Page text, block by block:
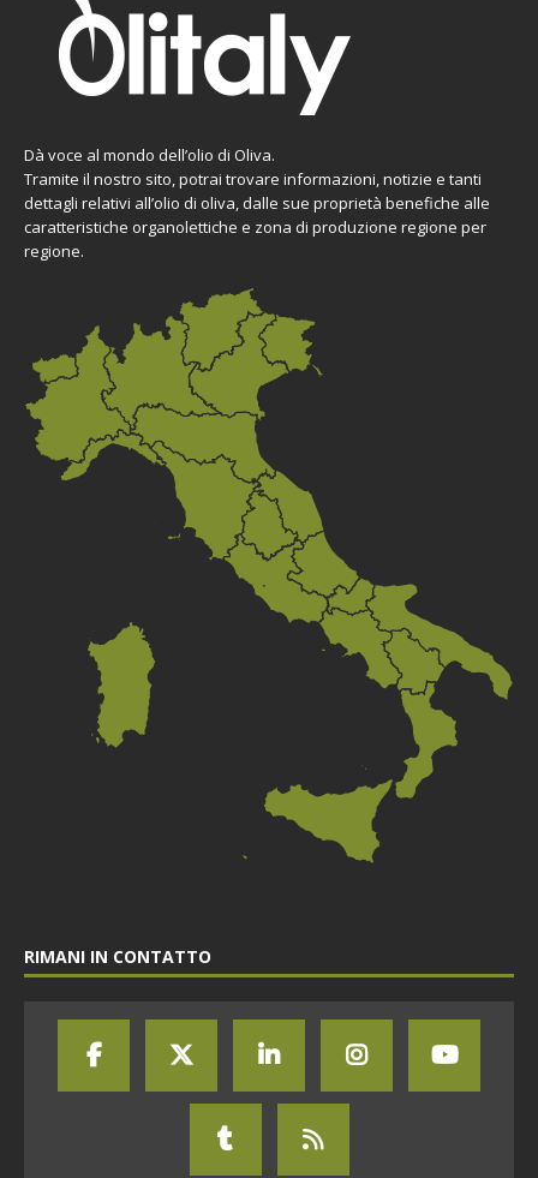
Dà voce al mondo dell’olio di Oliva.
Tramite il nostro sito, potrai trovare informazioni, notizie e tanti
dettagli relativi all’olio di oliva, dalle sue proprietà benefiche alle
caratteristiche organolettiche e zona di produzione regione per
regione.
RIMANI IN CONTATTO